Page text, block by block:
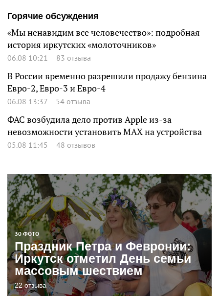
Горячие обсуждения
«Мы ненавидим все человечество»: подробная
история иркутских «молоточников»
06.08 10:21 83 отзыва
В России временно разрешили продажу бензина
Евро-2, Евро-3 и Евро-4
06.08 13:37 54 отзыва
ФАС возбудила дело против Apple из-за
невозможности установить MAX на устройства
05.08 11:45 48 отзывов
30 ФОТО
Праздник Петра и Февронии:
Иркутск отметил День семьи
массовым шествием
22 отзыва